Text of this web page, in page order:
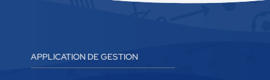
APPLICATION DE GESTION